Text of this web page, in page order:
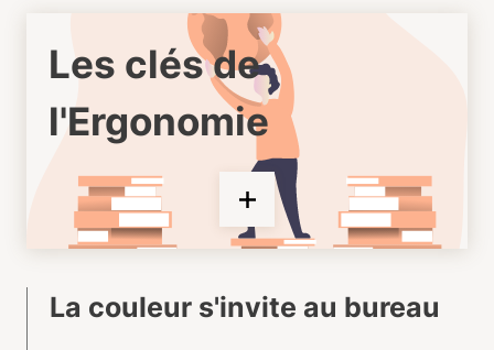
Les clés de
l'Ergonomie
La couleur s'invite au bureau